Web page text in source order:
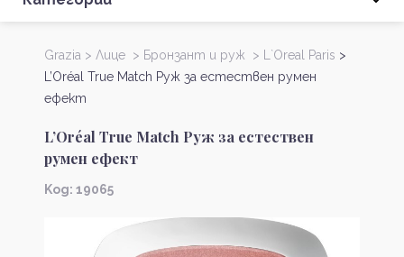
Grazia > Лице > Бронзант и руж > L`Oreal Paris >
L’Oréal True Match Руж за естествен румен
ефект
L’Oréal True Match Руж за естествен
румен ефект
Kод: 19065